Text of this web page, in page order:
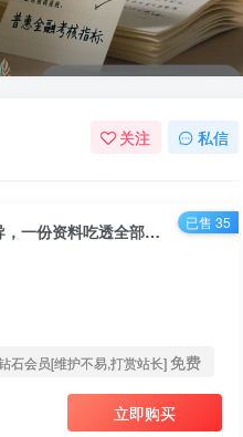
关注 私信
中国农业银行上岸全攻略：从网申到无领导，一份资料吃透全部流程2025中国农业银行招聘笔试面试全流程指南
石会员[维护不易,打赏站长]免费
立即购买
已售 35